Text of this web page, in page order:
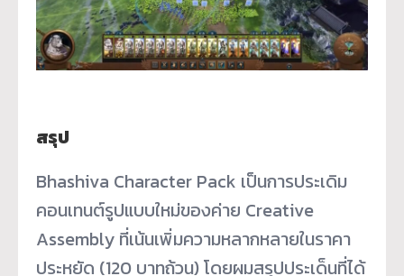
สรุป
Bhashiva Character Pack เป็นการประเดิม
คอนเทนต์รูปแบบใหม่ของค่าย Creative
Assembly ที่เน้นเพิ่มความหลากหลายในราคา
ประหยัด (120 บาทถ้วน) โดยผมสรุปประเด็นที่ได้